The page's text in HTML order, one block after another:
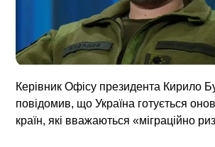
Керівник Офісу президента Кирило
повідомив, що Україна готується
країн, які вважаються «міграційно